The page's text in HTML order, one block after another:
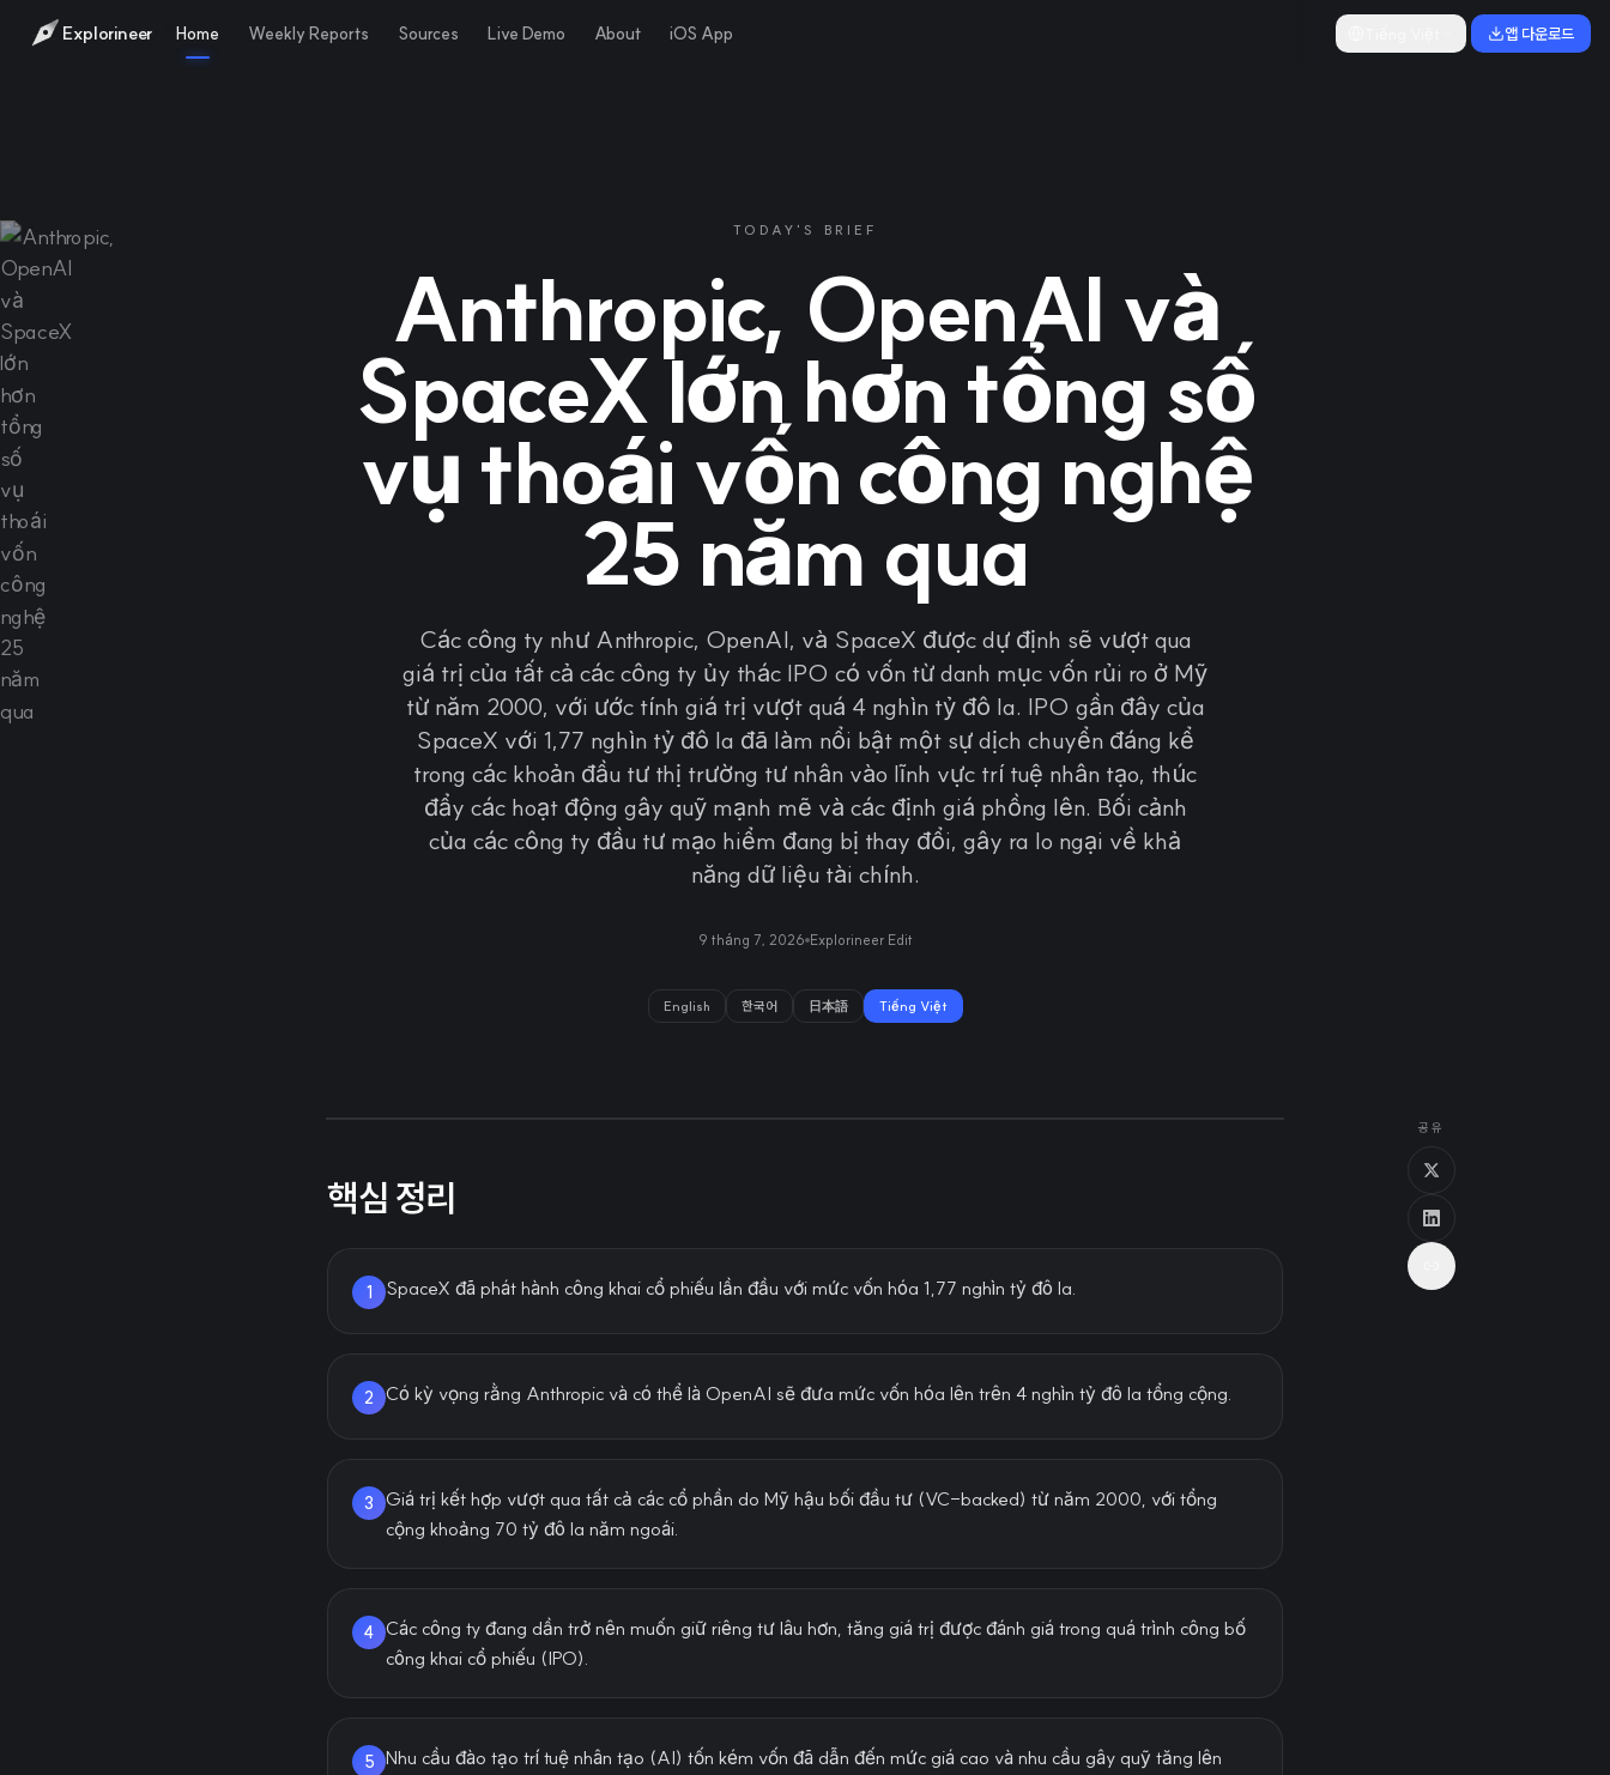
Explorineer Home Weekly Reports Sources Live Demo About iOS App 앱 다운로드
TODAY'S BRIEF
Anthropic, OpenAI và
SpaceX lớn hơn tổng số
vụ thoái vốn công nghệ
25 năm qua
Các công ty như Anthropic, OpenAI, và SpaceX được dự định sẽ vượt qua
giá trị của tất cả các công ty ủy thác IPO có vốn từ danh mục vốn rủi ro ở Mỹ
từ năm 2000, với ước tính giá trị vượt quá 4 nghìn tỷ đô la. IPO gần đây của
SpaceX với 1,77 nghìn tỷ đô la đã làm nổi bật một sự dịch chuyển đáng kể
trong các khoản đầu tư thị trường tư nhân vào lĩnh vực trí tuệ nhân tạo, thúc
đẩy các hoạt động gây quỹ mạnh mẽ và các định giá phồng lên. Bối cảnh
của các công ty đầu tư mạo hiểm đang bị thay đổi, gây ra lo ngại về khả
năng dữ liệu tài chính.
9 tháng 7, 2026 Explorineer Edit
English 한국어 日本語 Tiếng Việt
핵심 정리
1 SpaceX đã phát hành công khai cổ phiếu lần đầu với mức vốn hóa 1,77 nghìn tỷ đô la.
2 Có kỳ vọng rằng Anthropic và có thể là OpenAI sẽ đưa mức vốn hóa lên trên 4 nghìn tỷ đô la tổng cộng.
3
Giá trị kết hợp vượt qua tất cả các cổ phần do Mỹ hậu bối đầu tư (VC-backed) từ năm 2000, với tổng
cộng khoảng 70 tỷ đô la năm ngoái.
4
Các công ty đang dần trở nên muốn giữ riêng tư lâu hơn, tăng giá trị được đánh giá trong quá trình công bố
công khai cổ phiếu (IPO).
5 Nhu cầu đào tạo trí tuệ nhân tạo (AI) tốn kém vốn đã dẫn đến mức giá cao và nhu cầu gây quỹ tăng lên
공유